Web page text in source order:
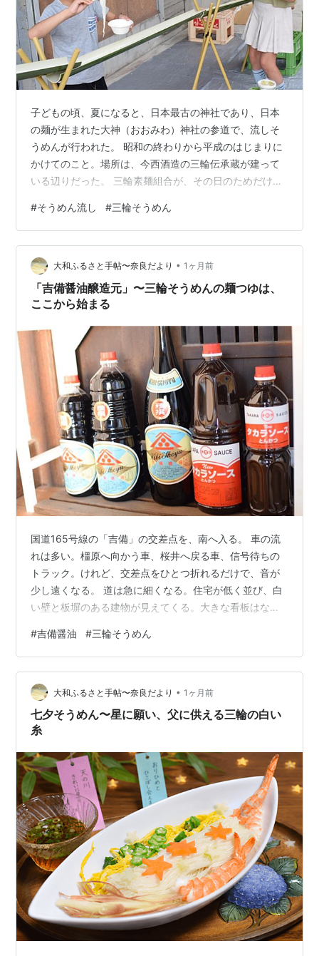
子どもの頃、夏になると、日本最古の神社であり、日本
の麺が生まれた大神（おおみわ）神社の参道で、流しそ
うめんが行われた。 昭和の終わりから平成のはじまりに
かけてのこと。場所は、今西酒造の三輪伝承蔵が建って
いる辺りだった。 三輪素麺組合が、その日のためだけに
続く道の脇に、もうひとつの細い川が現れた。 青竹の中
を水が走り、その流れに乗って、白い三輪そうめんが目
の前を通り過ぎていく。箸でつかまえ損ねれば、そうめ
んは下流へ消えていく。 子どもにとって、それは食事と
いうより遊びだった。 ただ、おいしかったかと聞かれれ
ば、正直なところ、そうではなかった。 我…
#そうめん流し #三輪そうめん
大和ふるさと手帖〜奈良だより • 1ヶ月前
「吉備醤油醸造元」〜三輪そうめんの麺つゆは、
ここから始まる
国道165号線の「吉備」の交差点を、南へ入る。 車の流
れは多い。橿原へ向かう車、桜井へ戻る車、信号待ちの
トラック。けれど、交差点をひとつ折れるだけで、音が
少し遠くなる。 道は急に細くなる。住宅が低く並び、白
い壁と板塀のある建物が見えてくる。大きな看板はな
あいだこの場所で商いを続けてきた家だけが持つ、静か
な重みがある。 「吉備醤油醸造元」 奈良県桜井市吉備に
ある、明治9年、1876年創業の醤油蔵である。2026年で
150周年を迎えた。 白い漆喰の壁。腰まわりには濃い茶
色の板が張られ、下には石垣が積まれている。瓦屋根は
低く、門の奥には中庭へ抜ける細…
#吉備醤油 #三輪そうめん
大和ふるさと手帖〜奈良だより • 1ヶ月前
七夕そうめん〜星に願い、父に供える三輪の白い
糸